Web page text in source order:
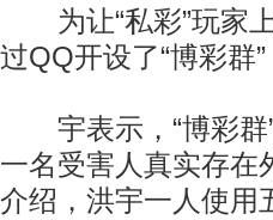
为让“私彩”玩家上
过QQ开设了“博彩群
宇表示，“博彩群”
一名受害人真实存在
介绍，洪宇一人使用